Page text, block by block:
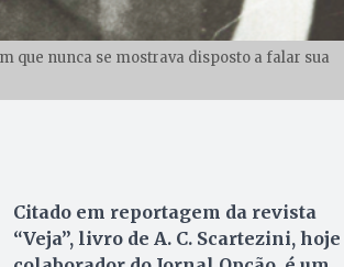
que nunca se mostrava disposto a falar sua
Citado em reportagem da revista
“Veja”, livro de A. C. Scartezini, hoje